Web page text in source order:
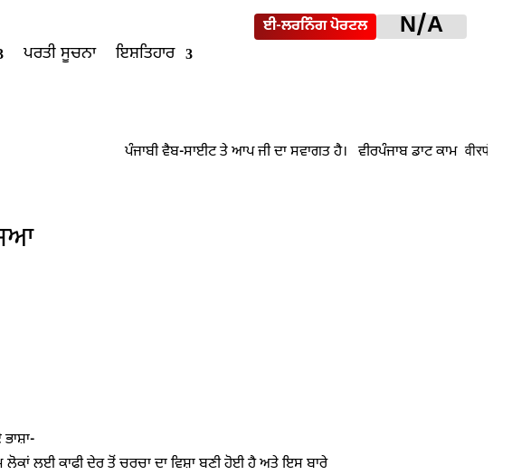
ਪਰਤੀ ਸੂਚਨਾ ਇਸ਼ਤਿਹਾਰ
ਈ-ਲਰਨਿੰਗ ਪੋਰਟਲ N/A
ਲਈ ਕਾਫੀ ਦੇਰ ਤੋਂ ਚਰਚਾ ਦਾ ਵਿਸ਼ਾ ਬਣੀ ਹੋਈ ਹੈ ਅਤੇ ਇਸ ਬਾਰੇ